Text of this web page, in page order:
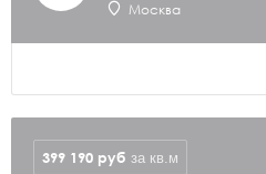
Москва
399 190 руб за кв.м